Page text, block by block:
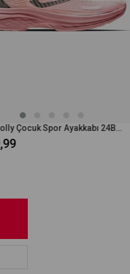
Lescon Jolly Çocuk Spor Ayakkabı 24BAC00JOLYF